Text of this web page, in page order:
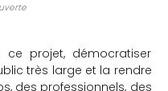
ce projet, démocratiser
très large et la rendre
des professionnels, des